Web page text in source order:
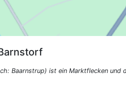
Baarnstrup) ist ein Marktflecken und